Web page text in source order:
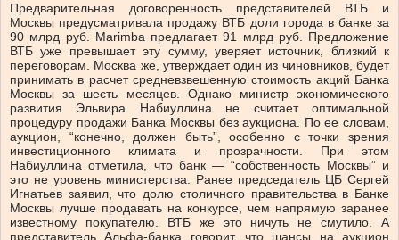
Предварительная договоренность представителей ВТБ и
Москвы предусматривала продажу ВТБ доли города в банке за
90 млрд руб. Marimba предлагает 91 млрд руб. Предложение
ВТБ уже превышает эту сумму, уверяет источник, близкий к
переговорам. Москва же, утверждает один из чиновников, будет
принимать в расчет средневзвешенную стоимость акций Банка
Москвы за шесть месяцев. Однако министр экономического
развития Эльвира Набиуллина не считает оптимальной
процедуру продажи Банка Москвы без аукциона. По ее словам,
аукцион, “конечно, должен быть”, особенно с точки зрения
инвестиционного климата и прозрачности. При этом
Набиуллина отметила, что банк — “собственность Москвы” и
это не уровень министерства. Ранее председатель ЦБ Сергей
Игнатьев заявил, что долю столичного правительства в Банке
Москвы лучше продавать на конкурсе, чем напрямую заранее
известному покупателю. ВТБ же это ничуть не смутило. А
представитель Альфа-банка говорит, что шансы на аукцион